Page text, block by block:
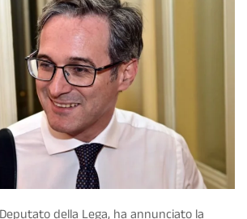
della Lega, ha annunciato la